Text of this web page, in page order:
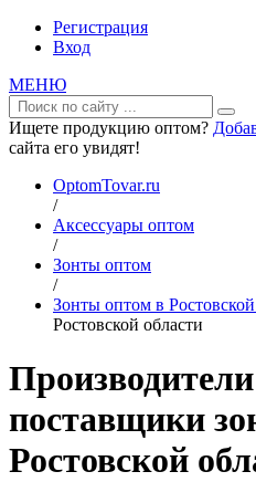
Регистрация
Вход
МЕНЮ
Ищете продукцию оптом?
сайта его увидят!
OptomTovar.ru
/
Аксессуары оптом
/
Зонты оптом
/
Зонты оптом в Ростовской
Ростовской области
поставщики
Ростовской